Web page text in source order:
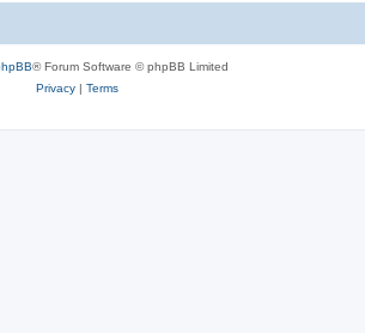
® Forum Software © phpBB Limited
Privacy| Terms